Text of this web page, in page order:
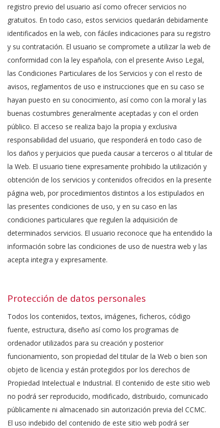
registro previo del usuario así como ofrecer servicios no
gratuitos. En todo caso, estos servicios quedarán debidamente
identificados en la web, con fáciles indicaciones para su registro
y su contratación. El usuario se compromete a utilizar la web de
conformidad con la ley española, con el presente Aviso Legal,
las Condiciones Particulares de los Servicios y con el resto de
avisos, reglamentos de uso e instrucciones que en su caso se
hayan puesto en su conocimiento, así como con la moral y las
buenas costumbres generalmente aceptadas y con el orden
público. El acceso se realiza bajo la propia y exclusiva
responsabilidad del usuario, que responderá en todo caso de
los daños y perjuicios que pueda causar a terceros o al titular de
la Web. El usuario tiene expresamente prohibido la utilización y
obtención de los servicios y contenidos ofrecidos en la presente
página web, por procedimientos distintos a los estipulados en
las presentes condiciones de uso, y en su caso en las
condiciones particulares que regulen la adquisición de
determinados servicios. El usuario reconoce que ha entendido la
información sobre las condiciones de uso de nuestra web y las
acepta integra y expresamente.
Protección de datos personales
Todos los contenidos, textos, imágenes, ficheros, código
fuente, estructura, diseño así como los programas de
ordenador utilizados para su creación y posterior
funcionamiento, son propiedad del titular de la Web o bien son
objeto de licencia y están protegidos por los derechos de
Propiedad Intelectual e Industrial. El contenido de este sitio web
no podrá ser reproducido, modificado, distribuido, comunicado
públicamente ni almacenado sin autorización previa del CCMC.
El uso indebido del contenido de este sitio web podrá ser